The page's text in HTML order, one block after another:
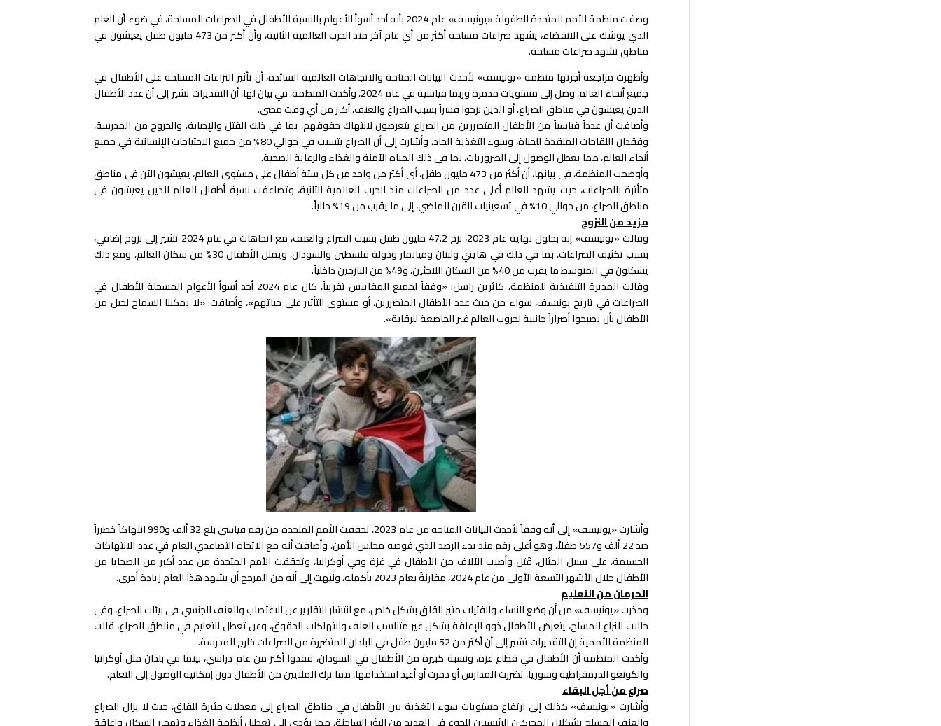
وصفت منظمة الأمم المتحدة للطفولة «يونيسف» عام 2024 بأنه أحد أسوأ الأعوام بالنسبة للأطفال في الصراعات المسلحة، في ضوء أن العام
الذي يوشك على الانقضاء، يشهد صراعات مسلحة أكثر من أي عام آخر منذ الحرب العالمية الثانية، وأن أكثر من 473 مليون طفل يعيشون في
مناطق تشهد صراعات مسلحة.
وأظهرت مراجعة أجرتها منظمة «يونيسف» لأحدث البيانات المتاحة والاتجاهات العالمية السائدة، أن تأثير النزاعات المسلحة على الأطفال في
جميع أنحاء العالم، وصل إلى مستويات مدمرة وربما قياسية في عام 2024، وأكدت المنظمة، في بيان لها، أن التقديرات تشير إلى أن عدد الأطفال
الذين يعيشون في مناطق الصراع، أو الذين نزحوا قسراً بسبب الصراع والعنف، أكبر من أي وقت مضى.
وأضافت أن عدداً قياسياً من الأطفال المتضررين من الصراع يتعرضون لانتهاك حقوقهم، بما في ذلك القتل والإصابة، والخروج من المدرسة،
وفقدان اللقاحات المنقذة للحياة، وسوء التغذية الحاد، وأشارت إلى أن الصراع يتسبب في حوالي 80% من جميع الاحتياجات الإنسانية في جميع
أنحاء العالم، مما يعطل الوصول إلى الضروريات، بما في ذلك المياه الآمنة والغذاء والرعاية الصحية.
وأوضحت المنظمة، في بيانها، أن أكثر من 473 مليون طفل، أي أكثر من واحد من كل ستة أطفال على مستوى العالم، يعيشون الآن في مناطق
متأثرة بالصراعات، حيث يشهد العالم أعلى عدد من الصراعات منذ الحرب العالمية الثانية، وتضاعفت نسبة أطفال العالم الذين يعيشون في
مناطق الصراع، من حوالي 10% في تسعينيات القرن الماضي، إلى ما يقرب من 19% حالياً.
مزيد من النزوح
وقالت «يونيسف» إنه بحلول نهاية عام 2023، نزح 47.2 مليون طفل بسبب الصراع والعنف، مع اتجاهات في عام 2024 تشير إلى نزوح إضافي،
بسبب تكثيف الصراعات، بما في ذلك في هايتي ولبنان وميانمار ودولة فلسطين والسودان، ويمثل الأطفال 30% من سكان العالم، ومع ذلك
يشكلون في المتوسط ما يقرب من 40% من السكان اللاجئين، و49% من النازحين داخلياً.
وقالت المديرة التنفيذية للمنظمة، كاثرين راسل: «وفقاً لجميع المقاييس تقريباً، كان عام 2024 أحد أسوأ الأعوام المسجلة للأطفال في
الصراعات في تاريخ يونيسف، سواء من حيث عدد الأطفال المتضررين، أو مستوى التأثير على حياتهم»، وأضافت: «لا يمكننا السماح لجيل من
الأطفال بأن يصبحوا أضراراً جانبية لحروب العالم غير الخاضعة للرقابة».
وأشارت «يونيسف» إلى أنه وفقاً لأحدث البيانات المتاحة من عام 2023، تحققت الأمم المتحدة من رقم قياسي بلغ 32 ألف و990 انتهاكاً خطيراً
ضد 22 ألف و557 طفلاً، وهو أعلى رقم منذ بدء الرصد الذي فوضه مجلس الأمن، وأضافت أنه مع الاتجاه التصاعدي العام في عدد الانتهاكات
الجسيمة، على سبيل المثال، قُتل وأصيب الآلاف من الأطفال في غزة وفي أوكرانيا، وتحققت الأمم المتحدة من عدد أكبر من الضحايا من
الأطفال خلال الأشهر التسعة الأولى من عام 2024، مقارنةً بعام 2023 بأكمله، ونبهت إلى أنه من المرجح أن يشهد هذا العام زيادة أخرى.
الحرمان من التعليم
وحذرت «يونيسف» من أن وضع النساء والفتيات مثير للقلق بشكل خاص، مع انتشار التقارير عن الاغتصاب والعنف الجنسي في بيئات الصراع، وفي
حالات النزاع المسلح، يتعرض الأطفال ذوو الإعاقة بشكل غير متناسب للعنف وانتهاكات الحقوق، وعن تعطل التعليم في مناطق الصراع، قالت
المنظمة الأممية إن التقديرات تشير إلى أن أكثر من 52 مليون طفل في البلدان المتضررة من الصراعات خارج المدرسة.
وأكدت المنظمة أن الأطفال في قطاع غزة، ونسبة كبيرة من الأطفال في السودان، فقدوا أكثر من عام دراسي، بينما في بلدان مثل أوكرانيا
والكونغو الديمقراطية وسوريا، تضررت المدارس أو دمرت أو أعيد استخدامها، مما ترك الملايين من الأطفال دون إمكانية الوصول إلى التعلم.
صراع من أجل البقاء
وأشارت «يونيسف» كذلك إلى ارتفاع مستويات سوء التغذية بين الأطفال في مناطق الصراع إلى معدلات مثيرة للقلق، حيث لا يزال الصراع